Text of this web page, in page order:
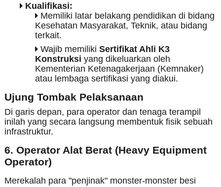
Kualifikasi:
Memiliki latar belakang pendidikan di bidang
Kesehatan Masyarakat, Teknik, atau bidang
terkait.
Wajib memiliki Sertifikat Ahli K3
Konstruksi yang dikeluarkan oleh
Kementerian Ketenagakerjaan (Kemnaker)
atau lembaga sertifikasi yang diakui.
Ujung Tombak Pelaksanaan
Di garis depan, para operator dan tenaga terampil
inilah yang secara langsung membentuk fisik sebuah
infrastruktur.
6. Operator Alat Berat (Heavy Equipment
Operator)
Merekalah para "penjinak" monster-monster besi